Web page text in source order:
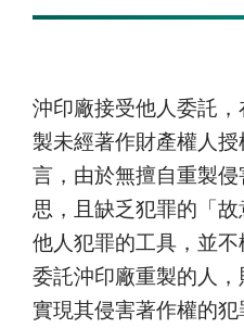
沖印廠接受他人委託
製未經著作財產權人
言，由於無擅自重製
思，且缺乏犯罪的「
他人犯罪的工具，並
委託沖印廠重製的人
實現其侵害著作權的